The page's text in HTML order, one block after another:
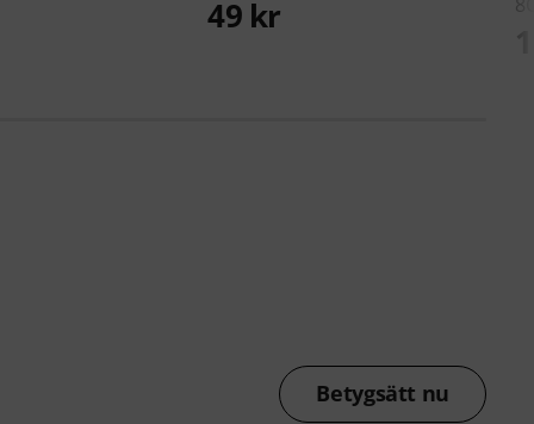
49 kr
Betygsätt nu